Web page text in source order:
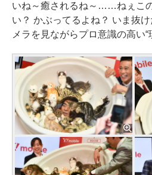
いね～癒されるね～……ねぇこ
い？ かぶってるよね？ いま抜
メラを見ながらプロ意識の高い“